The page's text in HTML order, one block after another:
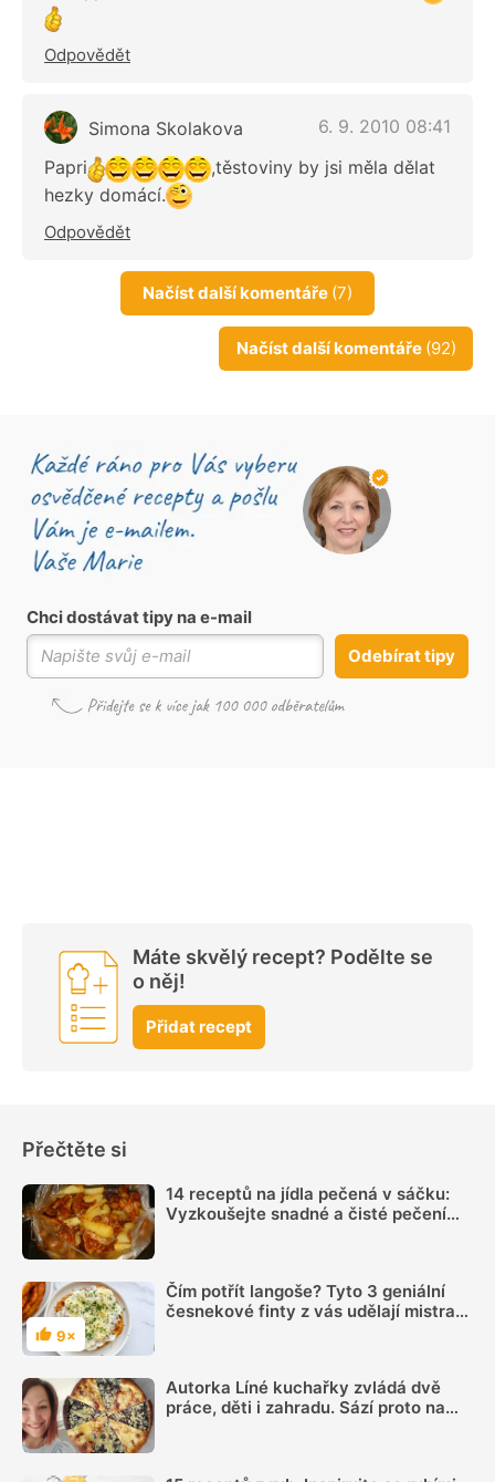
Odpovědět
Simona Skolakova
6. 9. 2010 08:41
Papri
,těstoviny by jsi měla dělat
hezky domácí.
Odpovědět
Načíst další komentáře (7)
Načíst další komentáře (92)
Chci dostávat tipy na e-mail
Odebírat tipy
Máte skvělý recept? Podělte se
o něj!
Přidat recept
Přečtěte si
14 receptů na jídla pečená v sáčku:
Vyzkoušejte snadné a čisté pečení
Hodnocení
9×
Čím potřít langoše? Tyto 3 geniální
česnekové finty z vás udělají mistra
Autorka Líné kuchařky zvládá dvě
práce, děti i zahradu. Sází proto na